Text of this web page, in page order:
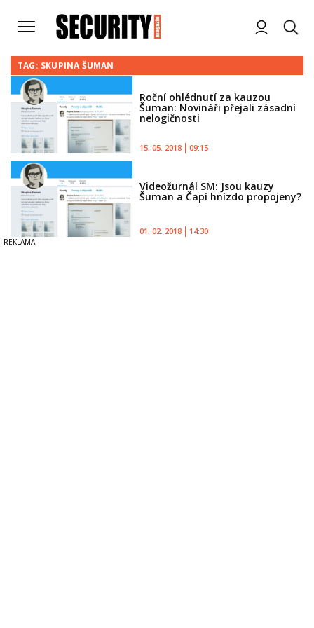
TAG: SKUPINA ŠUMAN
Roční ohlédnutí za kauzou
Šuman: Novináři přejali zásadní
nelogičnosti
15. 05. 2018 09:15
Videožurnál SM: Jsou kauzy
Šuman a Čapí hnízdo propojeny?
01. 02. 2018 14:30